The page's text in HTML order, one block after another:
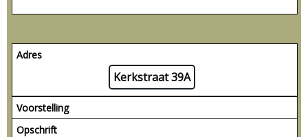
Adres
Kerkstraat 39A
Voorstelling
Opschrift